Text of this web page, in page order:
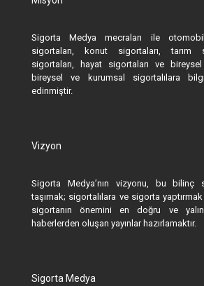
Sigorta Medya mecraları ile
sigortaları, konut sigortaları, tarım
sigortaları, hayat sigortaları ve
bireysel ve kurumsal sigortalılara
edinmiştir.
Vizyon
Sigorta Medya’nın vizyonu, bu bilinç
taşımak; sigortalılara ve sigorta
sigortanın önemini en doğru ve
haberlerden oluşan yayınlar hazırlamaktır.
Sigorta Medya